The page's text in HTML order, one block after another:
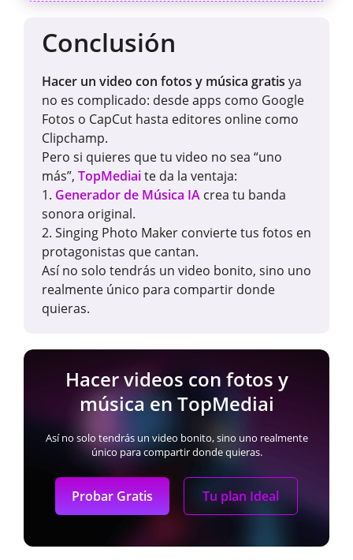
Conclusión
Hacer un video con fotos y música gratis ya
no es complicado: desde apps como Google
Fotos o CapCut hasta editores online como
Clipchamp.
Pero si quieres que tu video no sea “uno
más”, TopMediaite da la ventaja:
1. Generador de Música IA crea tu banda
sonora original.
2. Singing Photo Maker convierte tus fotos en
protagonistas que cantan.
Así no solo tendrás un video bonito, sino uno
realmente único para compartir donde
quieras.
Hacer videos con fotos y
música en TopMediai
Así no solo tendrás un video bonito, sino uno realmente
único para compartir donde quieras.
Probar Gratis Tu plan Ideal